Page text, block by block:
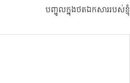
បញ្ចូលក្នុងថតឯកសាររបស់ខ្ញុំ